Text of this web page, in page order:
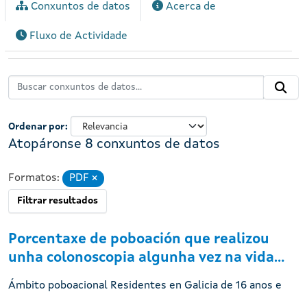
Conxuntos de datos Acerca de
Fluxo de Actividade
Ordenar por
Atopáronse 8 conxuntos de datos
Formatos: PDF Eliminar
Filtrar resultados
Porcentaxe de poboación que realizou
unha colonoscopia algunha vez na vida...
Ámbito poboacional Residentes en Galicia de 16 anos e